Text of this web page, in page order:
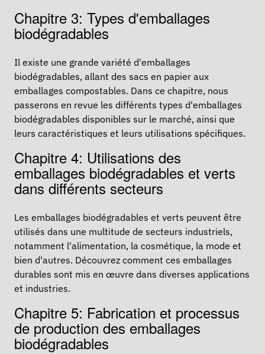
Chapitre 3: Types d'emballages
biodégradables
Il existe une grande variété d'emballages
biodégradables, allant des sacs en papier aux
emballages compostables. Dans ce chapitre, nous
passerons en revue les différents types d'emballages
biodégradables disponibles sur le marché, ainsi que
leurs caractéristiques et leurs utilisations spécifiques.
Chapitre 4: Utilisations des
emballages biodégradables et verts
dans différents secteurs
Les emballages biodégradables et verts peuvent être
utilisés dans une multitude de secteurs industriels,
notamment l'alimentation, la cosmétique, la mode et
bien d'autres. Découvrez comment ces emballages
durables sont mis en œuvre dans diverses applications
et industries.
Chapitre 5: Fabrication et processus
de production des emballages
biodégradables